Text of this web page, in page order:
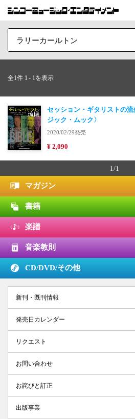
全1件 1 - 1を表示
セッション・ギタリストの
ジック・ムック〉
2020/02/29発売
¥ 2,090
1/1
マガジン
書籍
楽譜
音楽教則
CD/DVD/その他
新刊・既刊情報
発売日カレンダー
リクエスト
お問い合わせ
お詫びと訂正
出版事業